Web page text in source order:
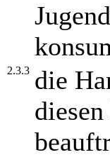
2.3.3 die